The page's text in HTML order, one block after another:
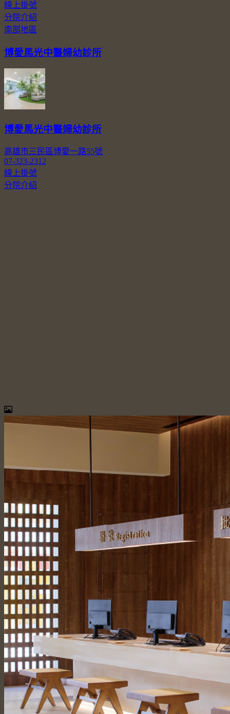
線上掛號
分院介紹
南部地區
博愛馬光中醫婦幼診所
博愛馬光中醫婦幼診所
高雄市三民區博愛一路55號
07-323-2312
線上掛號
分院介紹